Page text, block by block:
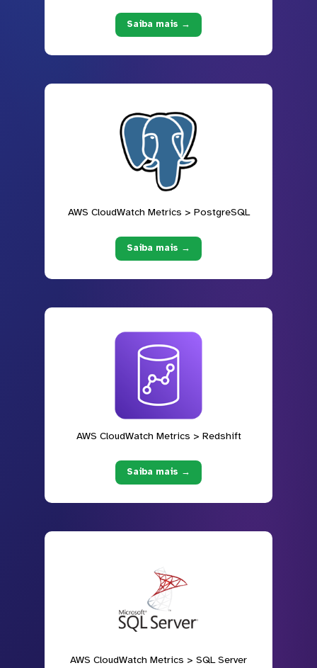
Saiba mais →
AWS CloudWatch Metrics > PostgreSQL
Saiba mais →
AWS CloudWatch Metrics > Redshift
Saiba mais →
AWS CloudWatch Metrics > SQL Server